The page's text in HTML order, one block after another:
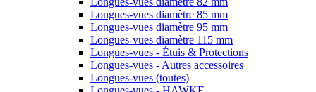
Longues-vues diamètre 85 mm
Longues-vues diamètre 95 mm
Longues-vues diamètre 115 mm
Longues-vues - Étuis & Protections
Longues-vues - Autres accessoires
Longues-vues (toutes)